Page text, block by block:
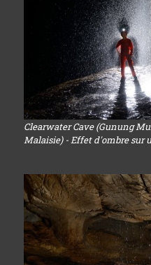
Clearwater Cave (Gunung
Malaisie) - Effet d'ombre sur